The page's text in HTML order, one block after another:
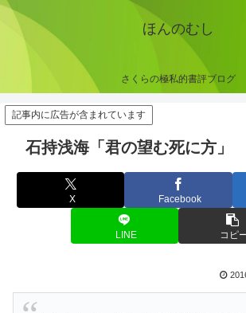
ほんのむし
さくらの極私的書評ブログ
記事内に広告が含まれています
石持浅海「君の望む死に方」
X Facebook
LINE コピ